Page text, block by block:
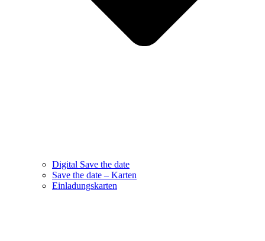
Digital Save the date
Save the date – Karten
Einladungskarten